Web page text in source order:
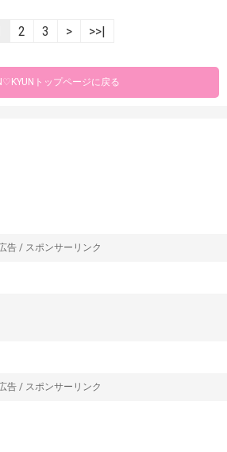
2 3 > >>|
トップページに戻る
告 / スポンサーリンク
告 / スポンサーリンク